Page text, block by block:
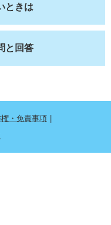
ときは
と回答
・免責事項